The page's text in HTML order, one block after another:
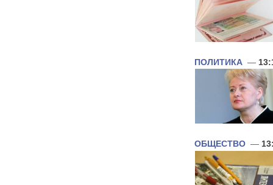
ПОЛИТИКА —
ОБЩЕСТВО —